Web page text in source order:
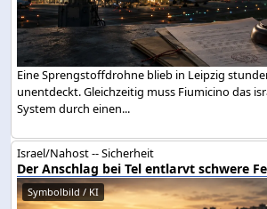
Eine Sprengstoffdrohne blieb in Leipzig
unentdeckt. Gleichzeitig muss Fiumicino das
System durch einen...
Israel/Nahost -- Sicherheit
Der Anschlag bei Tel entlarvt schwere
Symbolbild / KI